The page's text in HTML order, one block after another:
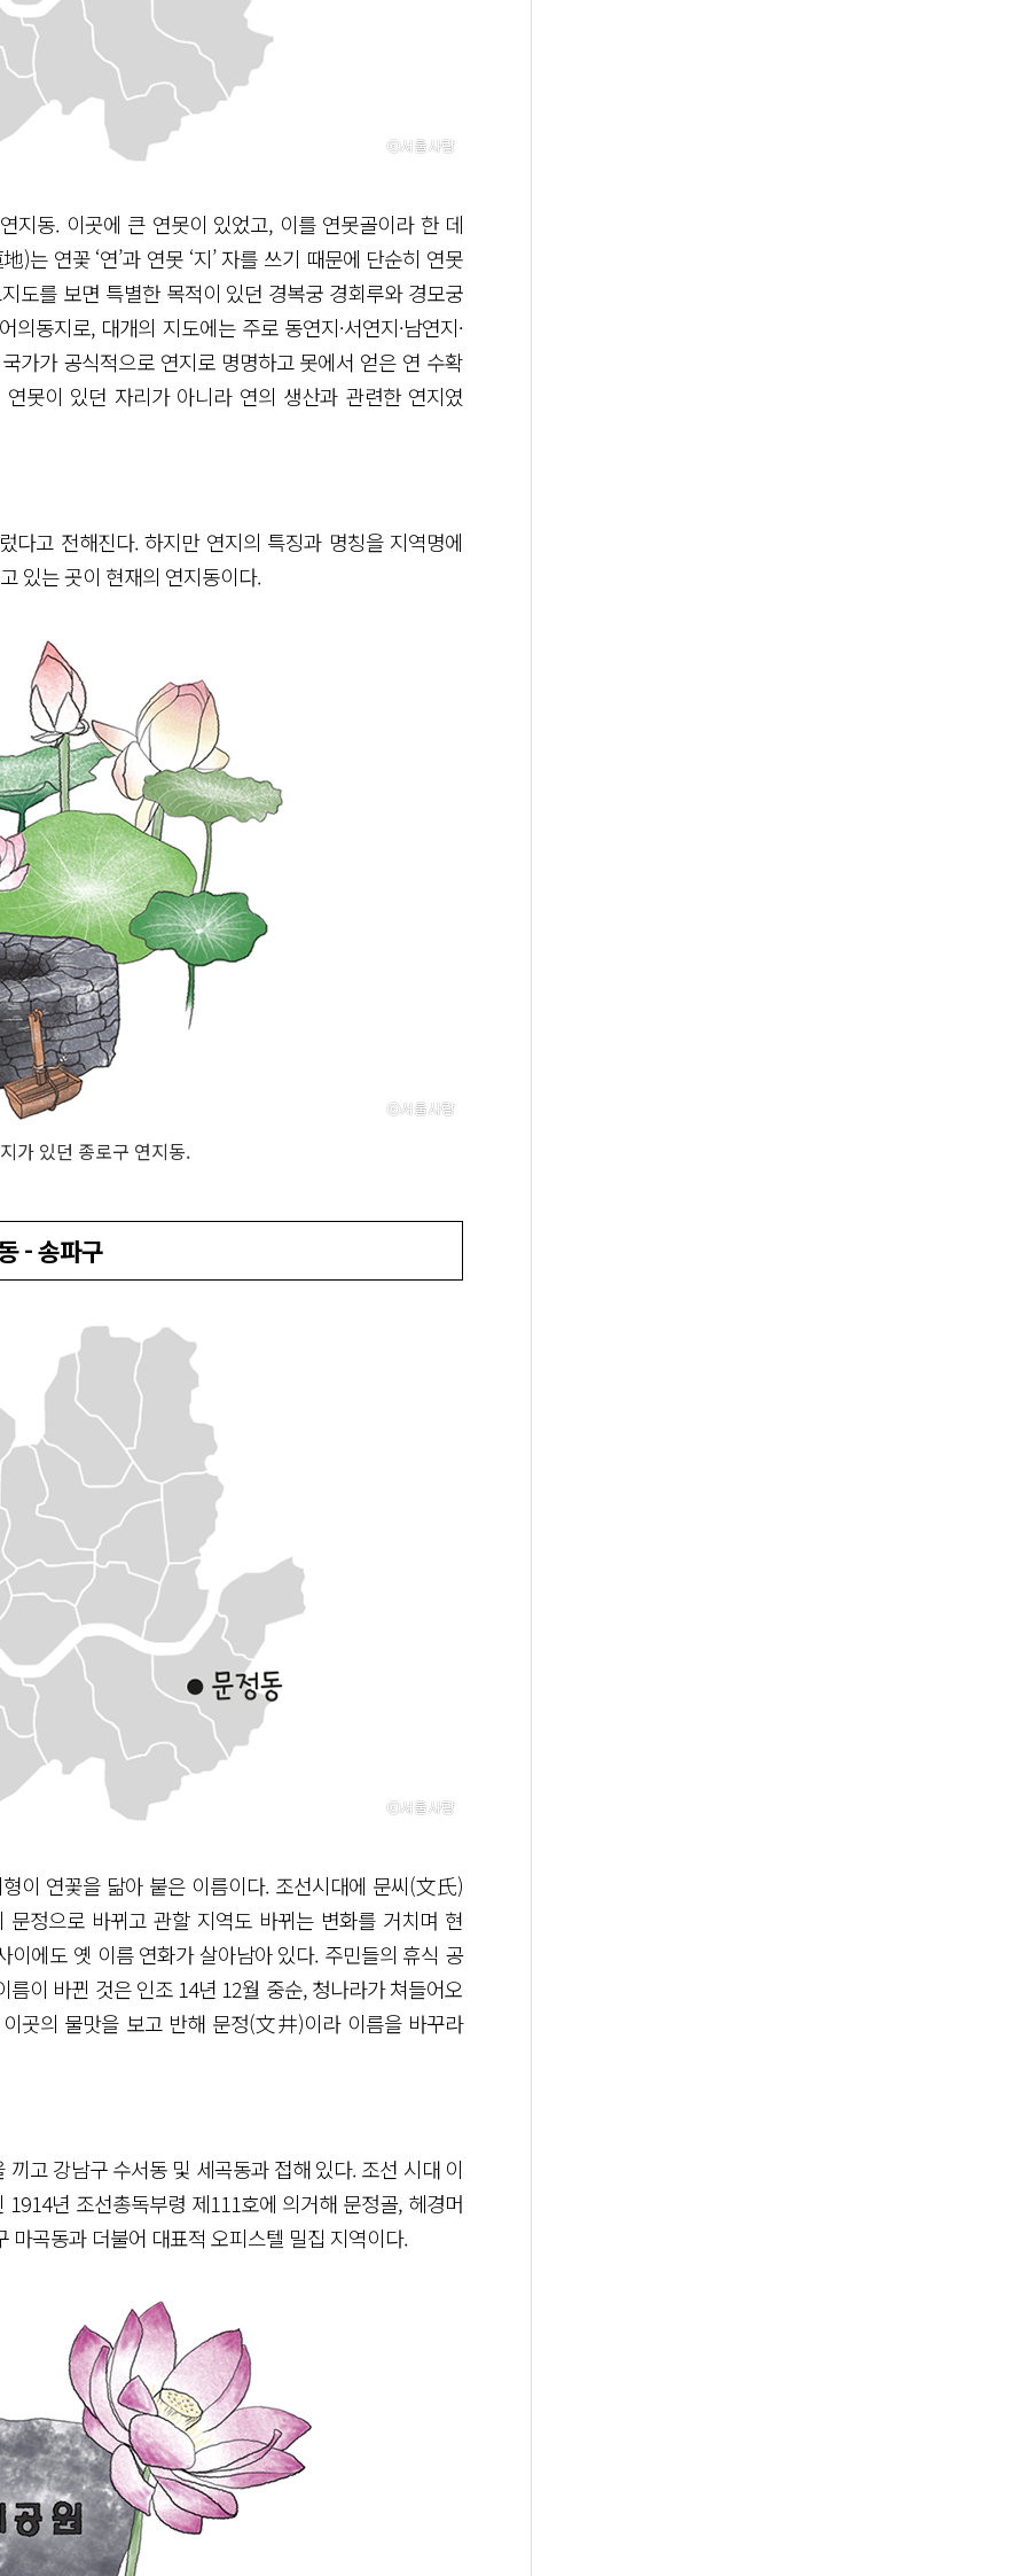
지동. 이곳에 큰 연못이 있었고, 이를 연못골이라 한 데
는 연꽃 ‘연’과 연못 ‘지’ 자를 쓰기 때문에 단순히 연못
도를 보면 특별한 목적이 있던 경복궁 경회루와 경모궁
의동지로, 대개의 지도에는 주로 동연지·서연지·남연지·
가가 공식적으로 연지로 명명하고 못에서 얻은 연 수확
못이 있던 자리가 아니라 연의 생산과 관련한 연지였
다고 전해진다. 하지만 연지의 특징과 명칭을 지역명에
있는 곳이 현재의 연지동이다.
가 있던 종로구 연지동.
- 송파구
이 연꽃을 닮아 붙은 이름이다. 조선시대에 문씨(文氏)
정으로 바뀌고 관할 지역도 바뀌는 변화를 거치며 현
에도 옛 이름 연화가 살아남아 있다. 주민들의 휴식 공
름이 바뀐 것은 인조 14년 12월 중순, 청나라가 쳐들어오
곳의 물맛을 보고 반해 문정(文井)이라 이름을 바꾸라
고 강남구 수서동 및 세곡동과 접해 있다. 조선 시대 이
년 조선총독부령 제111호에 의거해 문정골, 헤경머
곡동과 더불어 대표적 오피스텔 밀집 지역이다.